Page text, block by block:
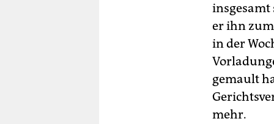
insgesamt
er ihn
in der
gemault
mehr.